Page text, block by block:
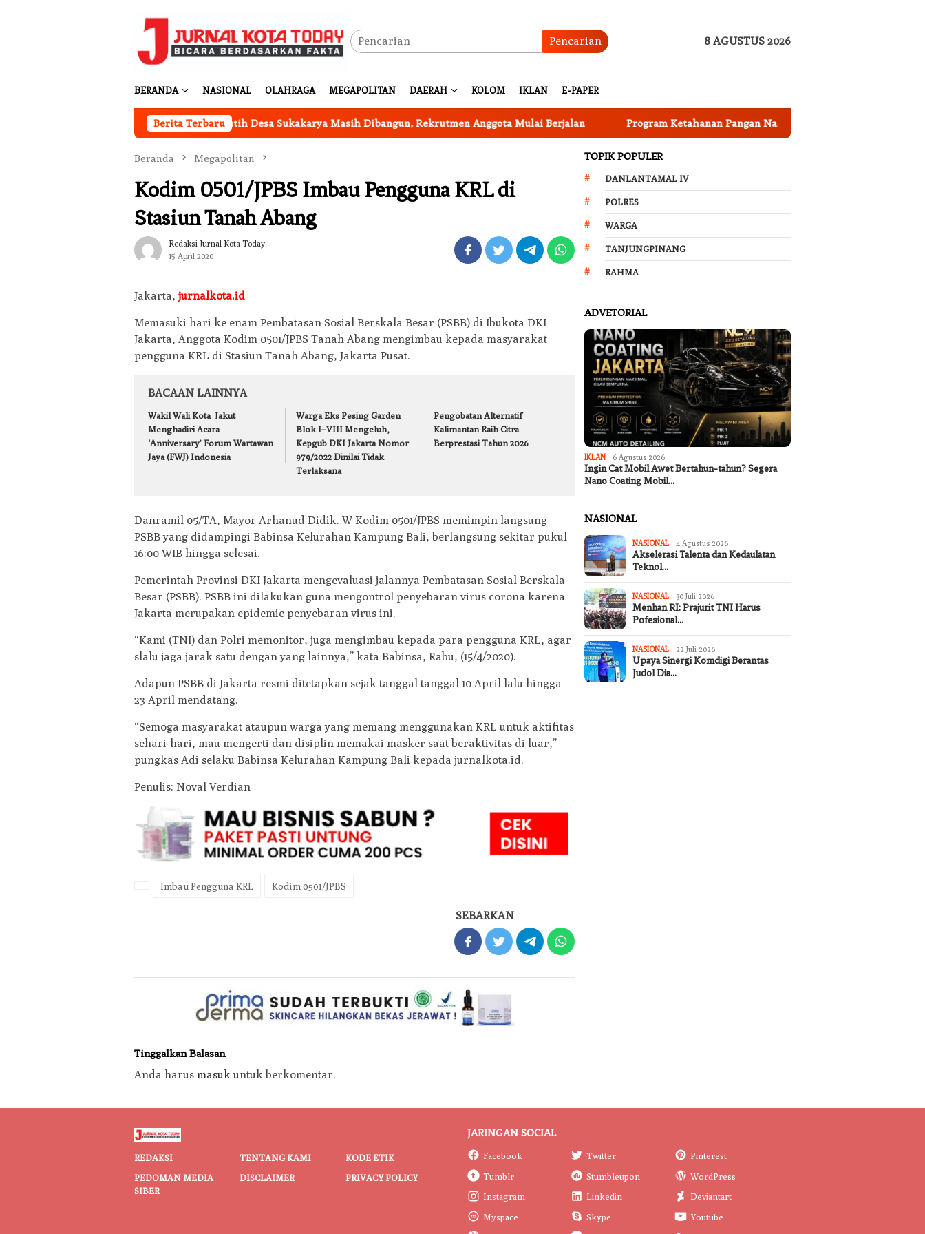
Pencarian 8 AGUSTUS 2026
BERANDA NASIONAL OLAHRAGA MEGAPOLITAN DAERAH KOLOM IKLAN E-PAPER
Berita Terbaru
Kantor Koperasi Merah Putih Desa Sukakarya Masih Dibangun, Rekrutmen Anggota Mulai Berjalan Program Ketahanan Pangan Nasional, Pemkab Garut Harus Peka
Beranda Megapolitan
Kodim 0501/JPBS Imbau Pengguna KRL di
Stasiun Tanah Abang
Redaksi Jurnal Kota Today
15 April 2020
Jakarta, jurnalkota.id
Memasuki hari ke enam Pembatasan Sosial Berskala Besar (PSBB) di Ibukota DKI
Jakarta, Anggota Kodim 0501/JPBS Tanah Abang mengimbau kepada masyarakat
pengguna KRL di Stasiun Tanah Abang, Jakarta Pusat.
BACAAN LAINNYA
Wakil Wali Kota Jakut
Menghadiri Acara
‘Anniversary’ Forum Wartawan
Jaya (FWJ) Indonesia
Warga Eks Pesing Garden
Blok I–VIII Mengeluh,
Kepgub DKI Jakarta Nomor
979/2022 Dinilai Tidak
Terlaksana
Pengobatan Alternatif
Kalimantan Raih Citra
Berprestasi Tahun 2026
Danramil 05/TA, Mayor Arhanud Didik. W Kodim 0501/JPBS memimpin langsung
PSBB yang didampingi Babinsa Kelurahan Kampung Bali, berlangsung sekitar pukul
16:00 WIB hingga selesai.
Pemerintah Provinsi DKI Jakarta mengevaluasi jalannya Pembatasan Sosial Berskala
Besar (PSBB). PSBB ini dilakukan guna mengontrol penyebaran virus corona karena
Jakarta merupakan epidemic penyebaran virus ini.
“Kami (TNI) dan Polri memonitor, juga mengimbau kepada para pengguna KRL, agar
slalu jaga jarak satu dengan yang lainnya,” kata Babinsa, Rabu, (15/4/2020).
Adapun PSBB di Jakarta resmi ditetapkan sejak tanggal tanggal 10 April lalu hingga
23 April mendatang.
“Semoga masyarakat ataupun warga yang memang menggunakan KRL untuk aktifitas
sehari-hari, mau mengerti dan disiplin memakai masker saat beraktivitas di luar,”
pungkas Adi selaku Babinsa Kelurahan Kampung Bali kepada jurnalkota.id.
Penulis: Noval Verdian
Imbau Pengguna KRL Kodim 0501/JPBS
SEBARKAN
Tinggalkan Balasan
Anda harus masuk untuk berkomentar.
TOPIK POPULER
DANLANTAMAL IV
POLRES
WARGA
TANJUNGPINANG
RAHMA
ADVETORIAL
IKLAN 6 Agustus 2026
Ingin Cat Mobil Awet Bertahun-tahun? Segera
Nano Coating Mobil…
NASIONAL
NASIONAL 4 Agustus 2026
Akselerasi Talenta dan Kedaulatan
Teknol…
NASIONAL 30 Juli 2026
Menhan RI: Prajurit TNI Harus
Pofesional…
NASIONAL 22 Juli 2026
Upaya Sinergi Komdigi Berantas
Judol Dia…
REDAKSI TENTANG KAMI
KODE ETIK
PEDOMAN MEDIA
SIBER
DISCLAIMER PRIVACY POLICY
JARINGAN SOCIAL
Facebook Twitter
Pinterest
Tumblr
Stumbleupon
WordPress
Instagram
Linkedin
Deviantart
Myspace
Skype
Youtube